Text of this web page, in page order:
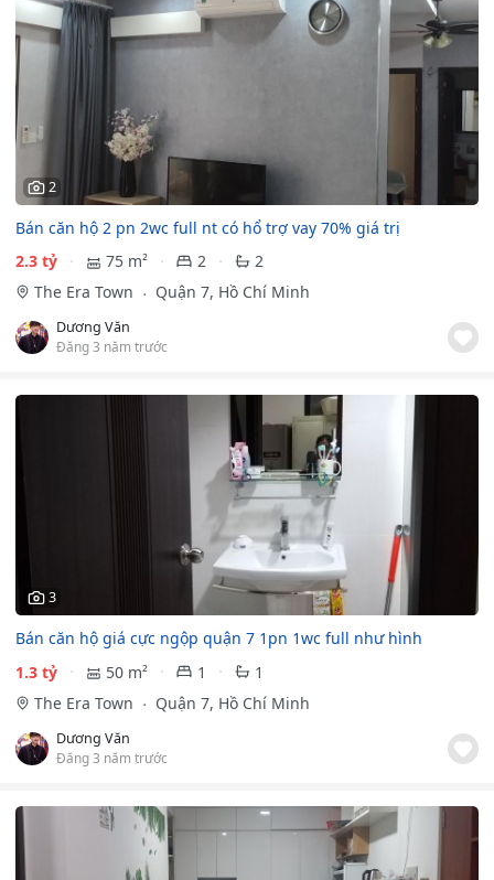
2
Bán căn hộ 2 pn 2wc full nt có hổ trợ vay 70% giá trị
2.3 tỷ
75 m² 2
2
The Era Town
Quận 7, Hồ Chí Minh
Dương Văn
Đăng 3 năm trước
3
Bán căn hộ giá cực ngộp quận 7 1pn 1wc full như hình
1.3 tỷ
50 m² 1
1
The Era Town
Quận 7, Hồ Chí Minh
Dương Văn
Đăng 3 năm trước